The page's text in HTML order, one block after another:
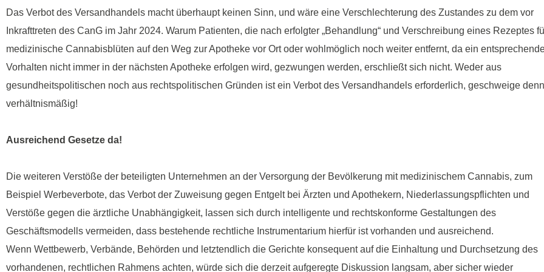
Das Verbot des Versandhandels macht überhaupt keinen Sinn, und wäre eine Verschlechterung des Zustandes zu dem vor
Inkrafttreten des CanG im Jahr 2024. Warum Patienten, die nach erfolgter „Behandlung“ und Verschreibung eines Rezeptes
medizinische Cannabisblüten auf den Weg zur Apotheke vor Ort oder wohlmöglich noch weiter entfernt, da ein
Vorhalten nicht immer in der nächsten Apotheke erfolgen wird, gezwungen werden, erschließt sich nicht. Weder aus
gesundheitspolitischen noch aus rechtspolitischen Gründen ist ein Verbot des Versandhandels erforderlich, geschweige denn
verhältnismäßig!
Ausreichend Gesetze da!
Die weiteren Verstöße der beteiligten Unternehmen an der Versorgung der Bevölkerung mit medizinischem Cannabis, zum
Beispiel Werbeverbote, das Verbot der Zuweisung gegen Entgelt bei Ärzten und Apothekern, Niederlassungspflichten und
Verstöße gegen die ärztliche Unabhängigkeit, lassen sich durch intelligente und rechtskonforme Gestaltungen des
Geschäftsmodells vermeiden, dass bestehende rechtliche Instrumentarium hierfür ist vorhanden und ausreichend.
Wenn Wettbewerb, Verbände, Behörden und letztendlich die Gerichte konsequent auf die Einhaltung und Durchsetzung des
vorhandenen, rechtlichen Rahmens achten, würde sich die derzeit aufgeregte Diskussion langsam, aber sicher wieder